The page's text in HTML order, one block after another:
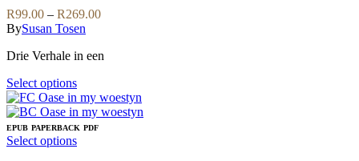
variants.
The
options
may
chosen
on
the
product
page
R99.00 – R269.00Price
through
BySusan Tosen
Drie Verhale in een
Select optionsThis
product
has
multiple
variants.
EPUB PAPERBACK PDF
Select optionsThis